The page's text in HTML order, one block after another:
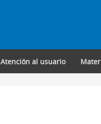
Atención al usuario